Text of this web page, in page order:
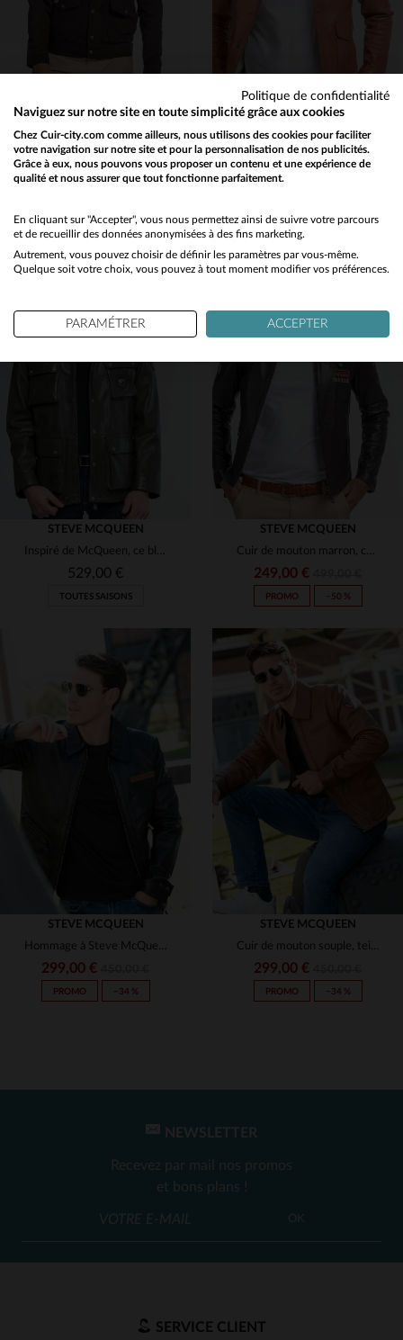
4XL
STEVE MCQUEEN
Style Steve McQueen : nubuck marron, coupe ajustée et détails rétro.
255,00 €475,00 €
STEVE MCQUEEN
Cuir de mouton léger, inspiré de Steve McQueen. Patine soignée, style intemporel.
475,00 €
TAILLES DISPONIBLES
STEVE MCQUEEN
Inspiré de McQueen, ce blouson kaki en cuir de mouton est intemporel.
529,00 €
TOUTES SAISONS
3XL
STEVE MCQUEEN
Cuir de mouton marron, coupe regular, hommage à Steve McQueen.
249,00 €
PROMO −50 %
TAILLES DISPONIBLES
STEVE MCQUEEN
Hommage à Steve McQueen : cuir de mouton noir, coupe regular.
299,00 €
PROMO −34 %
TAILLES DISPONIBLES
STEVE MCQUEEN
Cuir de mouton souple, teinte tabac, inspiré par Steve McQueen.
299,00 €
PROMO −34 %
NEWSLETTER
Recevez par mail nos promos
et bons plans !
OK
SERVICE CLIENT
Would you like to be redirected to our English site?
No
Yes
Politique de confidentialité
Naviguez sur notre site en toute simplicité grâce aux cookies
Chez Cuir-city.com comme ailleurs, nous utilisons des cookies pour faciliter
votre navigation sur notre site et pour la personnalisation de nos publicités.
Grâce à eux, nous pouvons vous proposer un contenu et une expérience de
qualité et nous assurer que tout fonctionne parfaitement.
En cliquant sur "Accepter", vous nous permettez ainsi de suivre votre parcours
et de recueillir des données anonymisées à des fins marketing.
Autrement, vous pouvez choisir de définir les paramètres par vous-même.
Quelque soit votre choix, vous pouvez à tout moment modifier vos préférences.
PARAMÉTRER ACCEPTER